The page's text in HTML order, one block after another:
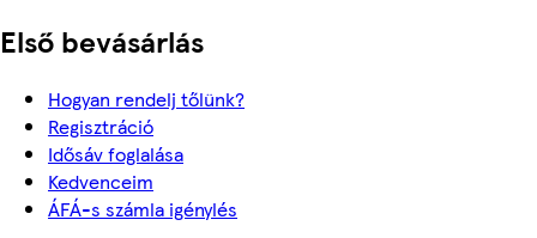
Első bevásárlás
Hogyan rendelj tőlünk?
Regisztráció
Idősáv foglalása
Kedvenceim
ÁFÁ-s számla igénylés